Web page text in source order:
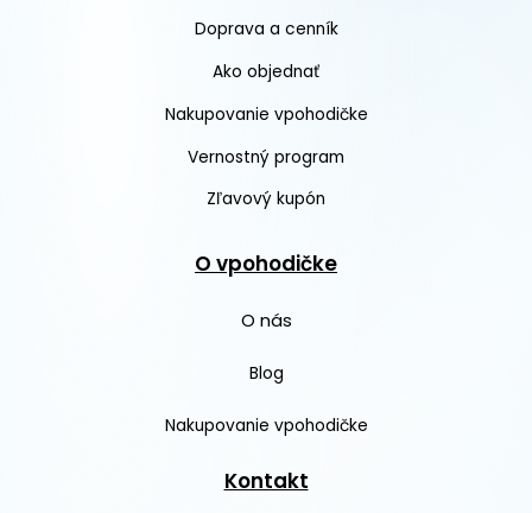
Doprava a cenník
Ako objednať
Nakupovanie vpohodičke
Vernostný program
Zľavový kupón
O vpohodičke
O nás
Blog
Nakupovanie vpohodičke
Kontakt